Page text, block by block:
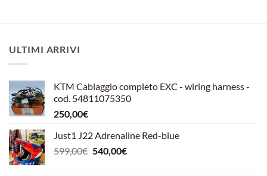
ULTIMI ARRIVI
KTM Cablaggio completo EXC - wiring harness -
cod. 54811075350
250,00€
Just1 J22 Adrenaline Red-blue
599,00€ Il
540,00€Il